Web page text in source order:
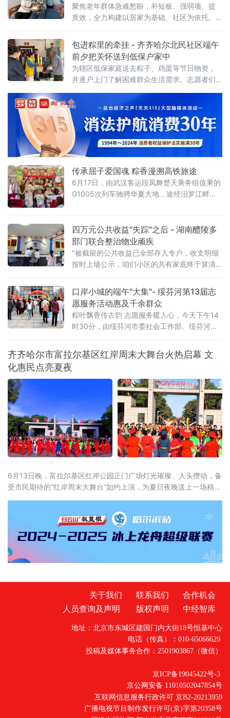
聚焦老年群体急难愁盼，补短板、强弱项、提
质效，全力构建以居家为基础、社区为依托、
体系，以实打实的民生成果，让老年人晚年生
活更有温度、质感与保障。创新助餐模式，办
好民生实事。 助餐服务推行"政府主导+社会参
与+市场运营"模式，实行"普惠+特惠"分级服
务，按年龄、困难类型落实阶梯
包进粽里的牵挂 - 齐齐哈尔北民社区端午
前夕把关怀送到低保户家中
为辖区低保家庭送去粽子、鸡蛋等节日物资，
并逐户上门了解困难群众生活需求。志愿者们
粽子。包粽过程中，志愿者向居民介绍端午民
俗由来，现场气氛热烈。粽子蒸煮完成后
传承屈子爱国魂 粽香漫溯高铁旅途
6月17日，由武汉客运段凤舞楚天乘务组值乘的
G1005次列车驰骋华夏大地，途经汨罗江畔这
活动温情上演。
四万元公共收益"失踪"之后 - 湖南醴陵多
部门联合整治物业顽疾
"被截留的公共收益已全部存入专户，收支明细
按时上墙公示，咱们小区的共有家底终于算清
金顺利划转至专用账户，湖南省醴陵市贰号公
馆小区一起物业侵占业主共有资产案得以解
决。这是醴陵市住房保障服务中心推动物业服
务突出问题专项整治的一个缩影。（工作人员
在贰号公馆核查公共收益台账）自全市物业服
障服
口岸小城的端午"大集"- 绥芬河第13届志
愿服务活动惠及千余群众
粽叶飘香传古韵 志愿服务暖人心，今天下午14
时30分，由绥芬河市委社会工作部、绥芬河镇
所属11个社区及所属两个村及社会爱心团体参
与的第13届“情暖旗镇 大爱续航”志愿活动在市
人参加了活动。
齐齐哈尔市富拉尔基区红岸周末大舞台火热启幕 文
化惠民点亮夏夜
6月13日晚，富拉尔基区红岸公园正门广场灯光璀璨、人头攒动，备
受市民期待的“红岸周末大舞台”如约上演，为夏日夜晚送上一场精彩
歌曲、模特秀等节目形式多样、亮点纷呈。演员们精神饱满、表演
投入，灵动舞姿展现红岸儿女昂扬风貌，动听歌声传递对家乡的热
爱，赢得现场观众阵阵掌声与喝彩。作为富
关于我们 联系我们
合作机会
人员查询及声明
版权声明 中经智库
地址：北京市东城区建国门内大街18号恒基中心
电话（传真）：010-65066629
投稿及媒体事务合作：2501903867（微信）
京ICP备19045422号-3
京公网安备 11010502047854号
互联网信息服务行政许可 京B2-20213959
广播电视节目制作发行许可(京)字第20358号